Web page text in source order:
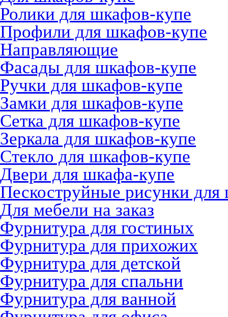
Ролики для шкафов-купе
Профили для шкафов-купе
Направляющие
Фасады для шкафов-купе
Ручки для шкафов-купе
Замки для шкафов-купе
Сетка для шкафов-купе
Зеркала для шкафов-купе
Стекло для шкафов-купе
Двери для шкафа-купе
Пескоструйные рисунки
Для мебели на заказ
Фурнитура для гостиных
Фурнитура для прихожих
Фурнитура для детской
Фурнитура для спальни
Фурнитура для ванной